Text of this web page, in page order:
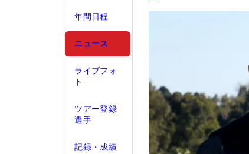
年間日程
ニュース
ライブフォ
ト
ツアー登録
選手
記録・成績